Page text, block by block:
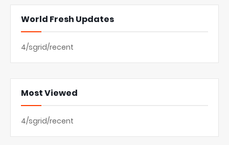
World Fresh Updates
4/sgrid/recent
Most Viewed
4/sgrid/recent